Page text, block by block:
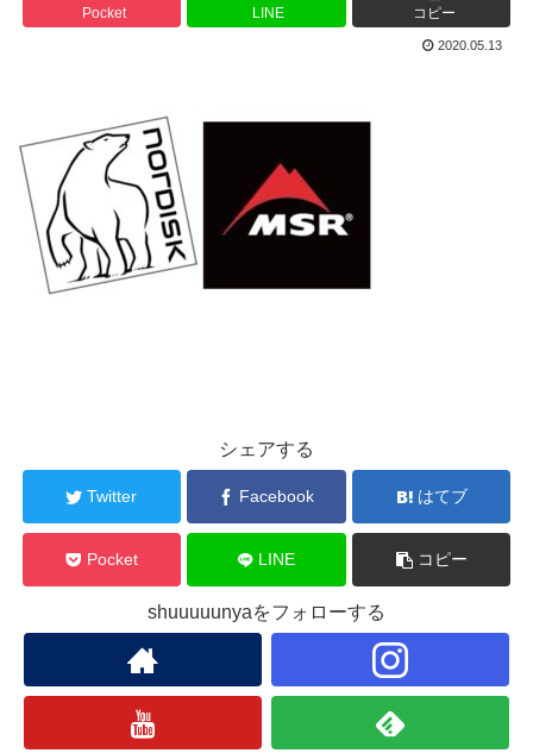
Pocket LINE コピー
2020.05.13
シェアする
Twitter Facebook はてブ
Pocket LINE コピー
shuuuuunyaをフォローする